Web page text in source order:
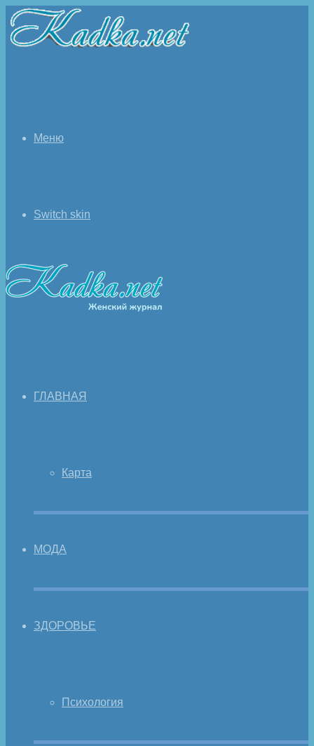
Меню
Switch skin
ГЛАВНАЯ
Карта
МОДА
ЗДОРОВЬЕ
Психология